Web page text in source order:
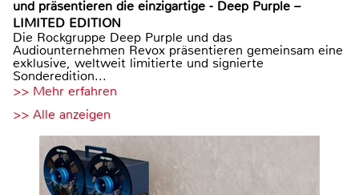
und präsentieren die einzigartige - Deep Purple –
LIMITED EDITION
Die Rockgruppe Deep Purple und das
Audiounternehmen Revox präsentieren gemeinsam eine
exklusive, weltweit limitierte und signierte
Sonderedition...
>> Mehr erfahren
>> Alle anzeigen